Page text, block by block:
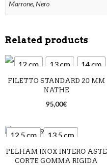
Marrone, Nero
Related products
12 cm 13 cm 14 cm
FILETTO STANDARD 20 MM
NATHE
95,00€
12,5 cm
13,5 cm
14,5 cm
PELHAM INOX INTERO ASTE
CORTE GOMMA RIGIDA